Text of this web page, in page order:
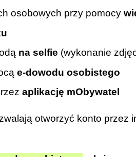
osobowych przy pomocy
na selfie (wykonanie
e-dowodu osobistego
aplikację mObywatel
otworzyć konto